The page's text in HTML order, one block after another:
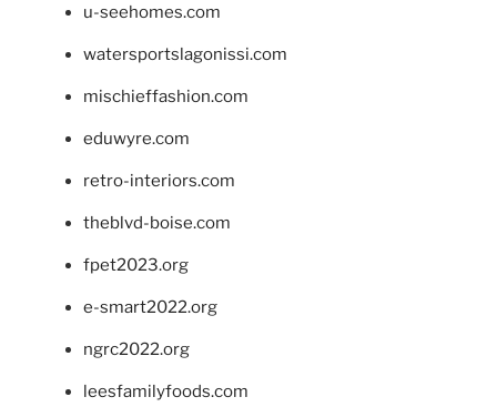
u-seehomes.com
watersportslagonissi.com
mischieffashion.com
eduwyre.com
retro-interiors.com
theblvd-boise.com
fpet2023.org
e-smart2022.org
ngrc2022.org
leesfamilyfoods.com